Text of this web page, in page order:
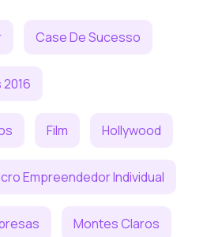
Case De Sucesso
Film Hollywood
Empreendedor Individual
Montes Claros